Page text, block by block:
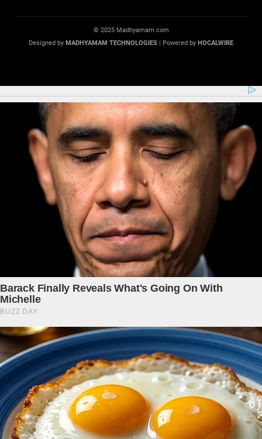
© 2025 Madhyamam.com
Designed by MADHYAMAM TECHNOLOGIES | Powered by HOCALWIRE